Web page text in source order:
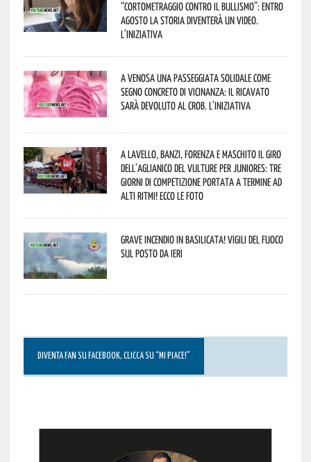
“Cortometraggio contro il bullismo”: entro
agosto la storia diventerà un video.
L’iniziativa
A Venosa una passeggiata solidale come
segno concreto di vicinanza: il ricavato
sarà devoluto al CROB. L’iniziativa
A Lavello, Banzi, Forenza e Maschito il Giro
dell’Aglianico del Vulture per juniores: tre
giorni di competizione portata a termine ad
alti ritmi! Ecco le foto
Grave incendio in Basilicata! Vigili del fuoco
sul posto da ieri
DIVENTA FAN SU FACEBOOK, CLICCA SU “MI PIACE!”